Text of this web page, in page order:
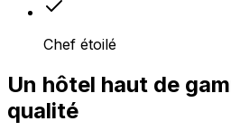
Chef étoilé
Un hôtel haut de
qualité